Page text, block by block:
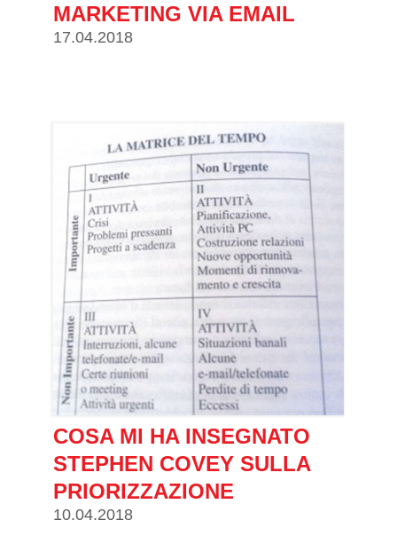
MARKETING VIA EMAIL
17.04.2018
COSA MI HA INSEGNATO
STEPHEN COVEY SULLA
PRIORIZZAZIONE
10.04.2018